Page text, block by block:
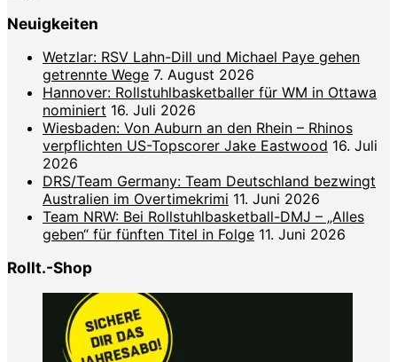
Neuigkeiten
Wetzlar: RSV Lahn-Dill und Michael Paye gehen
getrennte Wege 7. August 2026
Hannover: Rollstuhlbasketballer für WM in Ottawa
nominiert 16. Juli 2026
Wiesbaden: Von Auburn an den Rhein – Rhinos
verpflichten US-Topscorer Jake Eastwood 16. Juli
2026
DRS/Team Germany: Team Deutschland bezwingt
Australien im Overtimekrimi 11. Juni 2026
Team NRW: Bei Rollstuhlbasketball-DMJ – „Alles
geben“ für fünften Titel in Folge 11. Juni 2026
Rollt.-Shop